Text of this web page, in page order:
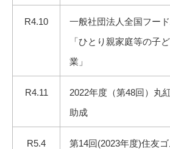
R4.10
一般社団法人全国フー
「ひとり親家庭等の子
業」
R4.11
2022年度（第48回）丸
助成
R5.4
第14回(2023年度)住友